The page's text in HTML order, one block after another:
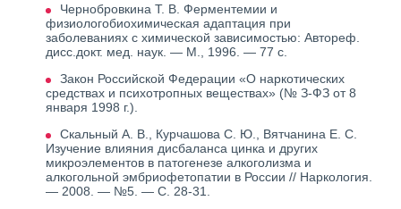
Чернобровкина Т. В. Ферментемии и
физиологобиохимическая адаптация при
заболеваниях с химической зависимостью: Автореф.
дисс.докт. мед. наук. — М., 1996. — 77 с.
Закон Российской Федерации «О наркотических
средствах и психотропных веществах» (№ З-ФЗ от 8
января 1998 г.).
Скальный А. В., Курчашова С. Ю., Вятчанина Е. С.
Изучение влияния дисбаланса цинка и других
микроэлементов в патогенезе алкоголизма и
алкогольной эмбриофетопатии в России // Наркология.
— 2008. — №5. — С. 28-31.